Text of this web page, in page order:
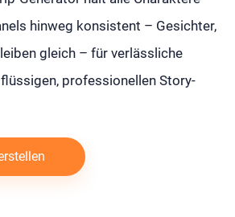
hinweg konsistent – Gesichter,
gleich – für verlässliche
professionellen Story-